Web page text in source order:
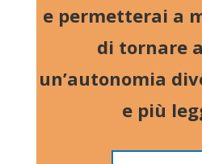
e permetterai a
di tornare
un’autonomia
e più